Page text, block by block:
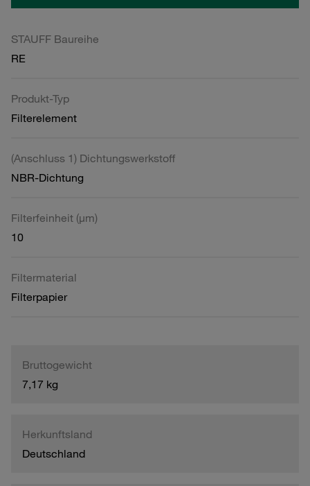
STAUFF Baureihe
RE
Produkt-Typ
Filterelement
(Anschluss 1) Dichtungswerkstoff
NBR-Dichtung
Filterfeinheit (µm)
10
Filtermaterial
Filterpapier
Bruttogewicht
7,17 kg
Herkunftsland
Deutschland